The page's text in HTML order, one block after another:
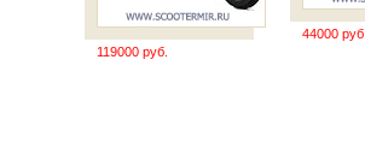
119000 руб.
44000 руб.